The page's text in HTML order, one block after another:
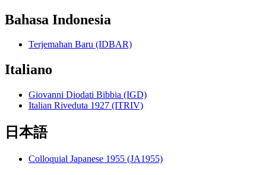
Bahasa Indonesia
Terjemahan Baru (IDBAR)
Italiano
Giovanni Diodati Bibbia (IGD)
Italian Riveduta 1927 (ITRIV)
日本語
Colloquial Japanese 1955 (JA1955)